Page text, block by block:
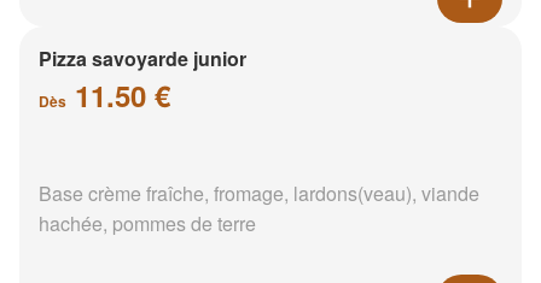
Pizza savoyarde junior
Dès 11.50 €
Base crème fraîche, fromage, lardons(veau), viande
hachée, pommes de terre